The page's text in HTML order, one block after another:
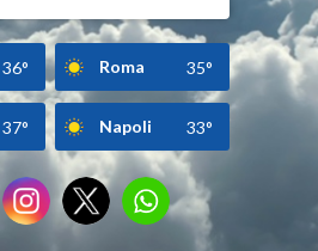
36° Roma 35°
37° Napoli 33°